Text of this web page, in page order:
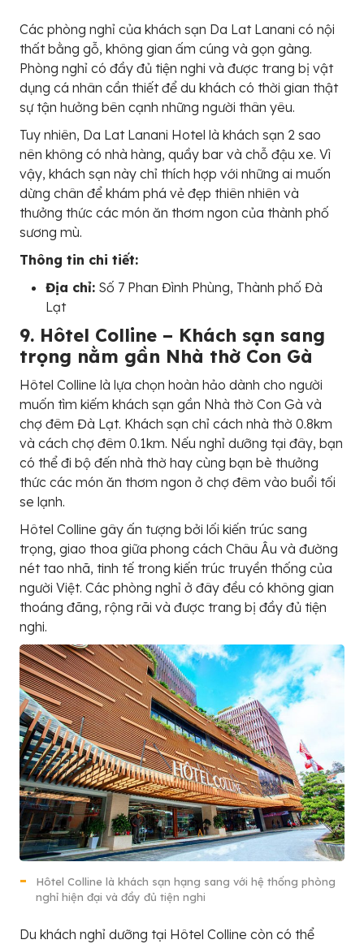
Các phòng nghỉ của khách sạn Da Lat Lanani có nội
thất bằng gỗ, không gian ấm cúng và gọn gàng.
Phòng nghỉ có đầy đủ tiện nghi và được trang bị vật
dụng cá nhân cần thiết để du khách có thời gian thật
sự tận hưởng bên cạnh những người thân yêu.
Tuy nhiên, Da Lat Lanani Hotel là khách sạn 2 sao
nên không có nhà hàng, quầy bar và chỗ đậu xe. Vì
vậy, khách sạn này chỉ thích hợp với những ai muốn
dừng chân để khám phá vẻ đẹp thiên nhiên và
thưởng thức các món ăn thơm ngon của thành phố
sương mù.
Thông tin chi tiết:
Địa chỉ: Số 7 Phan Đình Phùng, Thành phố Đà
Lạt
9. Hôtel Colline – Khách sạn sang
trọng nằm gần Nhà thờ Con Gà
Hôtel Colline là lựa chọn hoàn hảo dành cho người
muốn tìm kiếm khách sạn gần Nhà thờ Con Gà và
chợ đêm Đà Lạt. Khách sạn chỉ cách nhà thờ 0.8km
và cách chợ đêm 0.1km. Nếu nghỉ dưỡng tại đây, bạn
có thể đi bộ đến nhà thờ hay cùng bạn bè thưởng
thức các món ăn thơm ngon ở chợ đêm vào buổi tối
se lạnh.
Hôtel Colline gây ấn tượng bởi lối kiến trúc sang
trọng, giao thoa giữa phong cách Châu Âu và đường
nét tao nhã, tinh tế trong kiến trúc truyền thống của
người Việt. Các phòng nghỉ ở đây đều có không gian
thoáng đãng, rộng rãi và được trang bị đầy đủ tiện
nghi.
Hôtel Colline là khách sạn hạng sang với hệ thống phòng
nghỉ hiện đại và đầy đủ tiện nghi
Du khách nghỉ dưỡng tại Hôtel Colline còn có thể